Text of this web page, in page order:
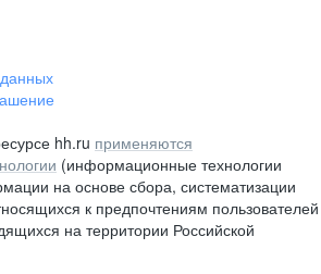
hh.ru применяются
(информационные технологии
на основе сбора, систематизации
к предпочтениям пользователей
на территории Российской